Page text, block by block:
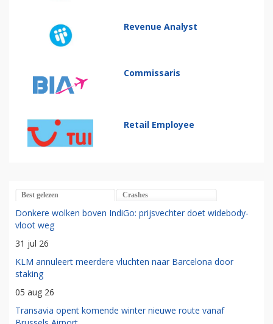
Revenue Analyst
Commissaris
Retail Employee
Best gelezen Crashes
Donkere wolken boven IndiGo: prijsvechter doet widebody-
vloot weg
31 jul 26
KLM annuleert meerdere vluchten naar Barcelona door
staking
05 aug 26
Transavia opent komende winter nieuwe route vanaf